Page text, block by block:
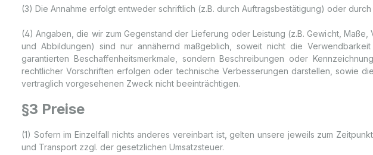
(3) Die Annahme erfolgt entweder schriftlich (z.B. durch Auftragsbestätigung) oder
(4) Angaben, die wir zum Gegenstand der Lieferung oder Leistung (z.B. Gewicht,
und Abbildungen) sind nur annähernd maßgeblich, soweit nicht die
garantierten Beschaffenheitsmerkmale, sondern Beschreibungen oder
rechtlicher Vorschriften erfolgen oder technische Verbesserungen darstellen, sowie
vertraglich vorgesehenen Zweck nicht beeinträchtigen.
§3 Preise
(1) Sofern im Einzelfall nichts anderes vereinbart ist, gelten unsere jeweils zum
und Transport zzgl. der gesetzlichen Umsatzsteuer.